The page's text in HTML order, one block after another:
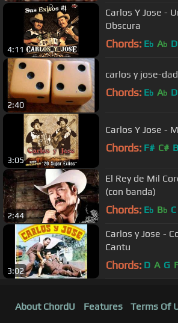
4:11
Carlos Y Jose -
Obscura
Chords: Eb Ab D
2:40
carlos y jose-
Chords: Eb Ab D
3:05
Carlos Y Jose -
Chords: F# C# B
2:44
El Rey de Mil
(con banda)
Chords: Eb Bb C
3:02
Carlos y Jose -
Cantu
Chords: D A G
About ChordU Features Terms Of